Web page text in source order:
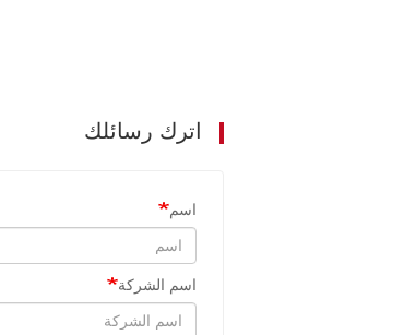
اترك رسائلك
اسم
اسم الشركة